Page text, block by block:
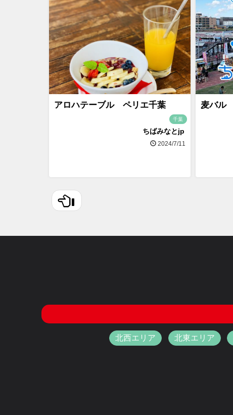
アロハテーブル ペリエ千葉
千葉
ちばみなとjp
2024/7/11
麦バル
北西エリア 北東エリア